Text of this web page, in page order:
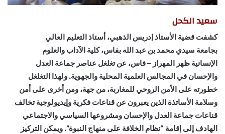
سعيد الكحل
كشفت قضية الأستاذ إدريس الذهبي، أستاذ التعليم العالي
بجامعة سيدي محمد بن عبد الله بفاس، كلية الآداب والعلوم
الإنسانية ظهر المهراز – فاس، عن تغلغل عناصر جماعة العدل
والإحسان في المجالس العلمية المحلية والجهوية. ولهذا التغلغل
خطورته على الأمن الروحي للمغاربة، من جهة، ومن أخرى على أمن
وسلامة الأساتذة الذين يعبرون عن قناعات فكرية وإيديولوجية تخالف
قناعات جماعة العدل والإحسان ومشروعها السياسي والاجتماعي
الهادف إلى إقامة “نظام الخلافة على منهاج النبوة”. ويمكن التركيز